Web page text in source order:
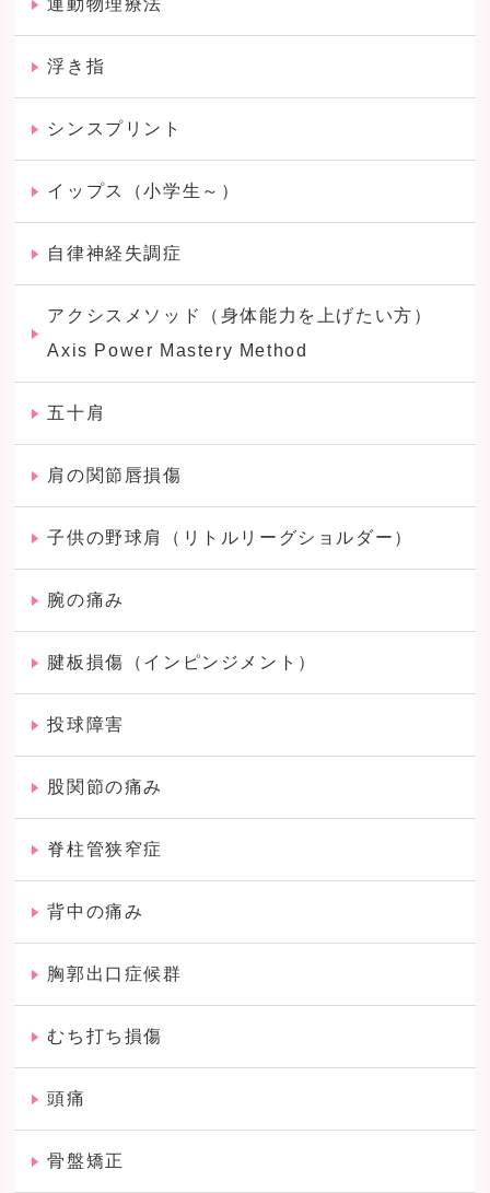
浮き指
シンスプリント
イップス（小学生～）
自律神経失調症
アクシスメソッド（身体能力を上げたい方）
Axis Power Mastery Method
五十肩
肩の関節唇損傷
子供の野球肩（リトルリーグショルダー）
腕の痛み
腱板損傷（インピンジメント）
投球障害
股関節の痛み
脊柱管狭窄症
背中の痛み
胸郭出口症候群
むち打ち損傷
頭痛
骨盤矯正